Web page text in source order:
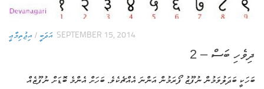
އަދަބީ / އިޖުތިމާޢީ SEPTEMBER 15, 2014
ދިވެހި ބަސް – 2
ބަހަކީ ބަދަލުވަމުން ނުފޫޒު ފޯރަމުން އަންނަ އެއްޗެކެވެ. ބަހަށް އެންމެ ބޮޑަށް ނުފޫޒެއް